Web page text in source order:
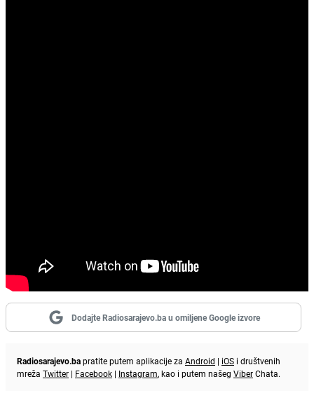
Dodajte Radiosarajevo.ba u omiljene Google izvore
Radiosarajevo.bapratite putem aplikacije za Android | iOS i društvenih
mreža Twitter | Facebook | Instagram, kao i putem našeg ViberChata.